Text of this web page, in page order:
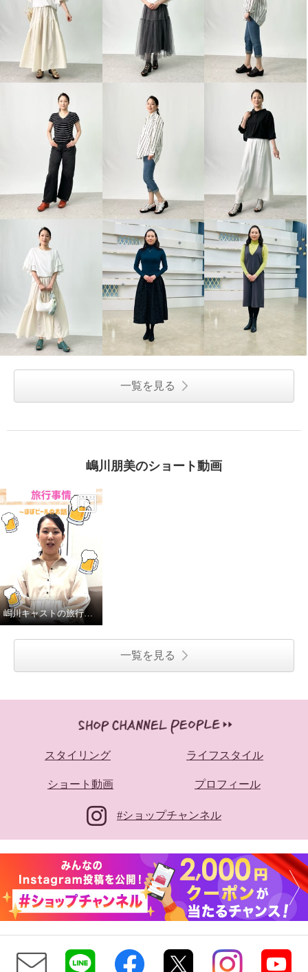
一覧を見る
嶋川朋美のショート動画
嶋川キャストの旅行事情
一覧を見る
スタイリング ライフスタイル
ショート動画 プロフィール
#ショップチャンネル